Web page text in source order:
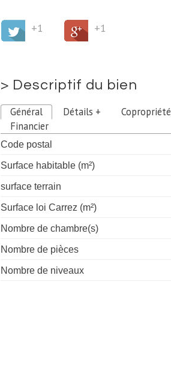
+1 +1
> Descriptif du bien
Général Détails +
Copropriété
Financier
Code postal
Surface habitable (m²)
surface terrain
Surface loi Carrez (m²)
Nombre de chambre(s)
Nombre de pièces
Nombre de niveaux